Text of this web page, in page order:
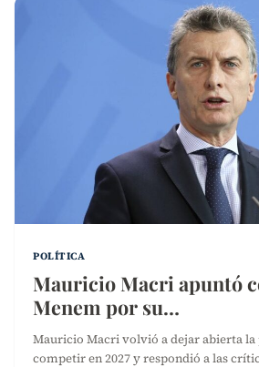
POLÍTICA
Mauricio Macri apuntó
Menem por su…
Mauricio Macri volvió a dejar abierta la
competir en 2027 y respondió a las